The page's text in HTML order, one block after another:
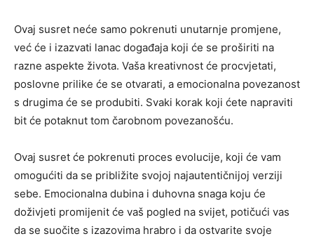
Ovaj susret neće samo pokrenuti unutarnje promjene,
već će i izazvati lanac događaja koji će se proširiti na
razne aspekte života. Vaša kreativnost će procvjetati,
poslovne prilike će se otvarati, a emocionalna povezanost
s drugima će se produbiti. Svaki korak koji ćete napraviti
bit će potaknut tom čarobnom povezanošću.
Ovaj susret će pokrenuti proces evolucije, koji će vam
omogućiti da se približite svojoj najautentičnijoj verziji
sebe. Emocionalna dubina i duhovna snaga koju će
doživjeti promijenit će vaš pogled na svijet, potičući vas
da se suočite s izazovima hrabro i da ostvarite svoje